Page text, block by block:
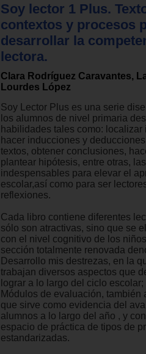
Soy lector 1 Plus.
contextos y procesos
desarrollar la
lectora.
Clara Rodríguez Caravantes,
Lourdes López
Soy Lector Plus es una serie
los alumnos de nivel primaria
habilidades tales como: localizar
hacer inducciones y
textos, obtener conclusiones,
plantear hipótesis, entre otras,
indespensables para elevar el
escolar,así como para ser
reflexiones.
Cada libro contiene diferentes
sólo son atractivas, sino que se
con el nivel cognitivo de los
sección totalmente renovada
Desarrollo mis destrezas, en la
trabajan diversos aspectos que
lograr a lo largo del ciclo
Módulos de evaluación, también
que sirve como evidencia del
alumnos a lo largo del año , y
espacio de práctica de tipos de
estandarizadas.